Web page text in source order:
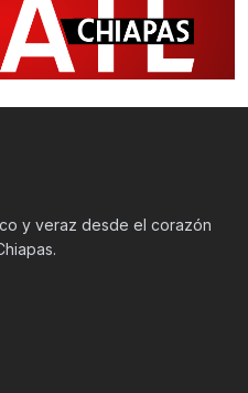
y veraz desde el corazón